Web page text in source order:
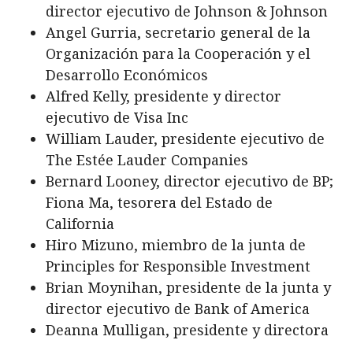
director ejecutivo de Johnson & Johnson
Angel Gurria, secretario general de la
Organización para la Cooperación y el
Desarrollo Económicos
Alfred Kelly, presidente y director
ejecutivo de Visa Inc
William Lauder, presidente ejecutivo de
The Estée Lauder Companies
Bernard Looney, director ejecutivo de BP;
Fiona Ma, tesorera del Estado de
California
Hiro Mizuno, miembro de la junta de
Principles for Responsible Investment
Brian Moynihan, presidente de la junta y
director ejecutivo de Bank of America
Deanna Mulligan, presidente y directora